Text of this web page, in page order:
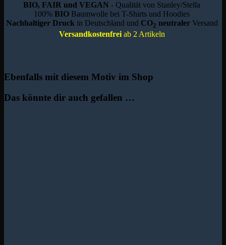
BIO, FAIR und VEGAN - Qualität von Stanley/Stella
100%BIO Baumwolle bei T-Shirts und Hoodies
Nachhaltiger Druck in Deutschland und CO2 neutraler Versand
Versandkostenfreiab 2 Artikeln
Ebenfalls mit diesem Motiv im Shop
Das könnte dir auch gefallen …